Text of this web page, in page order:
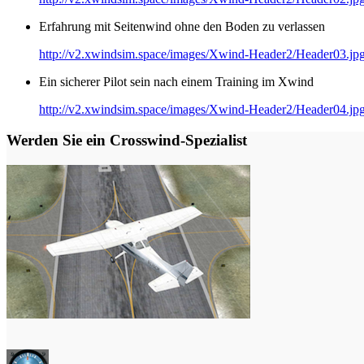
Erfahrung mit Seitenwind ohne den Boden zu verlassen
http://v2.xwindsim.space/images/Xwind-Header2/
Ein sicherer Pilot sein nach einem Training im Xwind
http://v2.xwindsim.space/images/Xwind-Header2/
Werden Sie ein Crosswind-Spezialist